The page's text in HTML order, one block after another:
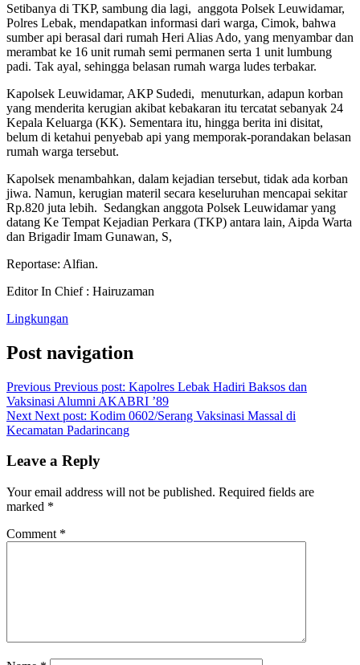
Setibanya di TKP, sambung dia lagi, anggota Polsek Leuwidamar,
Polres Lebak, mendapatkan informasi dari warga, Cimok, bahwa
sumber api berasal dari rumah Heri Alias Ado, yang menyambar dan
merambat ke 16 unit rumah semi permanen serta 1 unit lumbung
padi. Tak ayal, sehingga belasan rumah warga ludes terbakar.
Kapolsek Leuwidamar, AKP Sudedi, menuturkan, adapun korban
yang menderita kerugian akibat kebakaran itu tercatat sebanyak 24
Kepala Keluarga (KK). Sementara itu, hingga berita ini disitat,
belum di ketahui penyebab api yang memporak-porandakan belasan
rumah warga tersebut.
Kapolsek menambahkan, dalam kejadian tersebut, tidak ada korban
jiwa. Namun, kerugian materil secara keseluruhan mencapai sekitar
Rp.820 juta lebih. Sedangkan anggota Polsek Leuwidamar yang
datang Ke Tempat Kejadian Perkara (TKP) antara lain, Aipda Warta
dan Brigadir Imam Gunawan, S,
Reportase: Alfian.
Editor In Chief : Hairuzaman
Lingkungan
Post navigation
Previous Previous post: Kapolres Lebak Hadiri Baksos dan
Vaksinasi Alumni AKABRI ’89
Next Next post: Kodim 0602/Serang Vaksinasi Massal di
Kecamatan Padarincang
Leave a Reply
Your email address will not be published. Required fields are
marked *
Comment *